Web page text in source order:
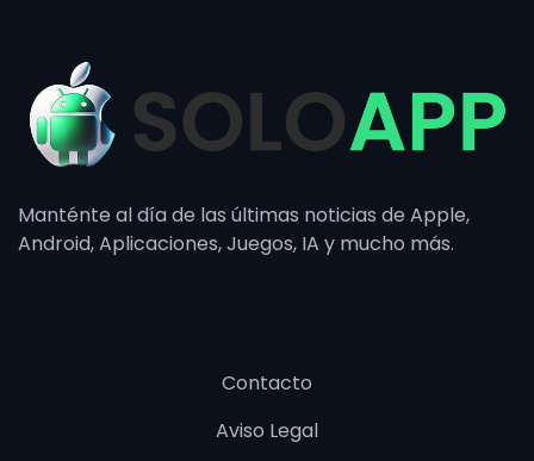
Manténte al día de las últimas noticias de Apple,
Android, Aplicaciones, Juegos, IA y mucho más.
Contacto
Aviso Legal